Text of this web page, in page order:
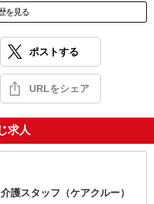
を見る
ポストする
URLをシェア
求人
護スタッフ（ケアクルー）